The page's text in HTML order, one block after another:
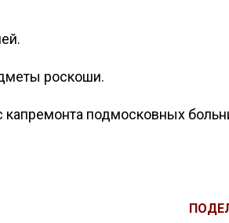
роскоши.
капремонта подмосковных